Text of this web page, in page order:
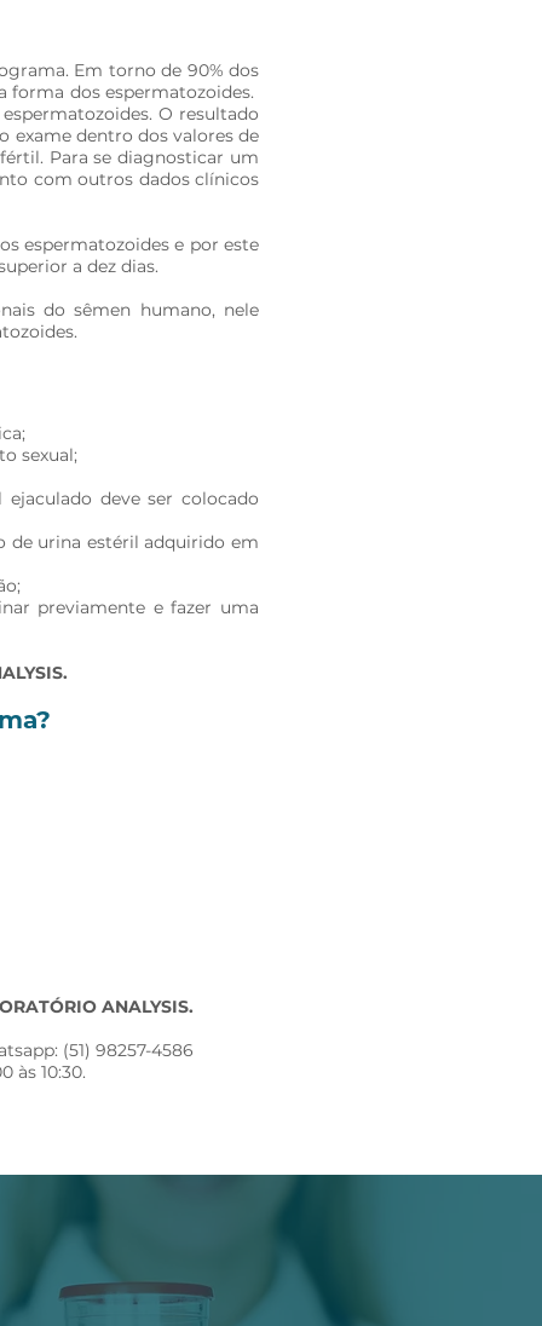
Em torno de 90% dos
dos espermatozoides.
O resultado
dentro dos valores de
Para se diagnosticar um
com outros dados clínicos
espermatozoides e por este
a dez dias.
do sêmen humano, nele
sexual;
deve ser colocado
de urina estéril adquirido em
previamente e fazer uma
ANALYSIS.
(51) 98257-4586
às 10:30.